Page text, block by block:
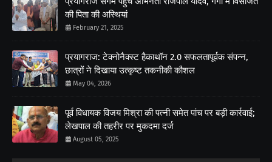
की पिता की अस्थियां
February 21, 2025
प्रयागराज: टेक्नोनैक्स्ट हैकाथॉन 2.0 सफलतापूर्वक संपन्न,
छात्रों ने दिखाया उत्कृष्ट तकनीकी कौशल
May 04, 2026
पूर्व विधायक विजय मिश्रा की पत्नी समेत पांच पर बड़ी कार्रवाई;
लेखपाल की तहरीर पर मुकदमा दर्ज
August 05, 2025